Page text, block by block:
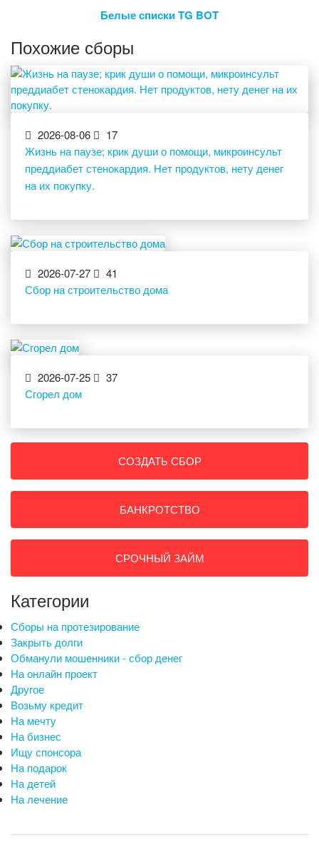
Белые списки TG BOT
Похожие сборы
2026-08-06
17
Жизнь на паузе; крик души о помощи, микроинсульт
преддиабет стенокардия. Нет продуктов, нету денег
на их покупку.
2026-07-27
41
Сбор на строительство дома
2026-07-25
37
Сгорел дом
СОЗДАТЬ СБОР
БАНКРОТСТВО
СРОЧНЫЙ ЗАЙМ
Категории
Сборы на протезирование
Закрыть долги
Обманули мошенники - сбор денег
На онлайн проект
Другое
Возьму кредит
На мечту
На бизнес
Ищу спонсора
На подарок
На детей
На лечение